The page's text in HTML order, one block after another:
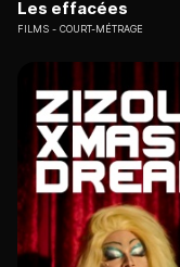
Les effacées
FILMS COURT-MÉTRAGE